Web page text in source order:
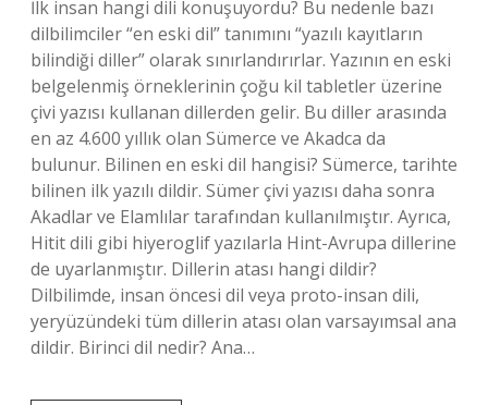
İlk insan hangi dili konuşuyordu? Bu nedenle bazı
dilbilimciler “en eski dil” tanımını “yazılı kayıtların
bilindiği diller” olarak sınırlandırırlar. Yazının en eski
belgelenmiş örneklerinin çoğu kil tabletler üzerine
çivi yazısı kullanan dillerden gelir. Bu diller arasında
en az 4.600 yıllık olan Sümerce ve Akadca da
bulunur. Bilinen en eski dil hangisi? Sümerce, tarihte
bilinen ilk yazılı dildir. Sümer çivi yazısı daha sonra
Akadlar ve Elamlılar tarafından kullanılmıştır. Ayrıca,
Hitit dili gibi hiyeroglif yazılarla Hint-Avrupa dillerine
de uyarlanmıştır. Dillerin atası hangi dildir?
Dilbilimde, insan öncesi dil veya proto-insan dili,
yeryüzündeki tüm dillerin atası olan varsayımsal ana
dildir. Birinci dil nedir? Ana…